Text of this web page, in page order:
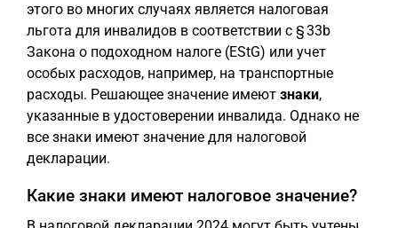
этого во многих случаях является налоговая
льгота для инвалидов в соответствии с § 33b
Закона о подоходном налоге (EStG) или учет
особых расходов, например, на транспортные
расходы. Решающее значение имеют знаки,
указанные в удостоверении инвалида. Однако не
все знаки имеют значение для налоговой
декларации.
Какие знаки имеют налоговое значение?